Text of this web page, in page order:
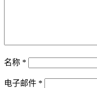
名称 *
电子邮件 *